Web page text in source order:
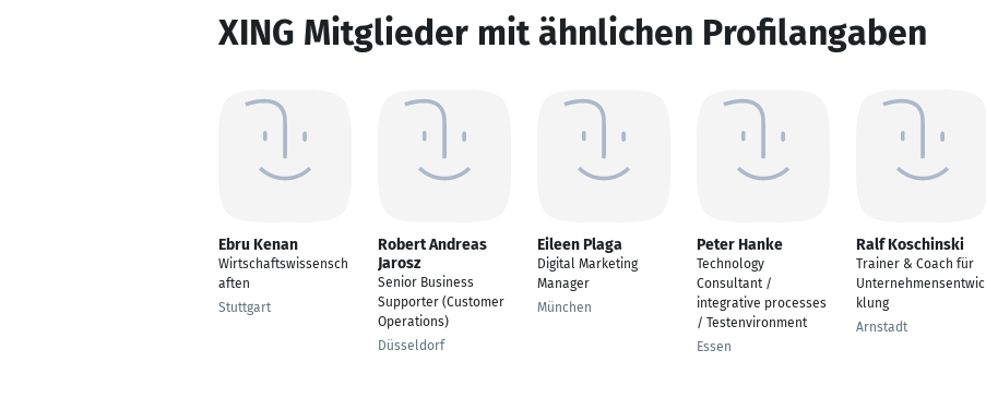
XING Mitglieder mit ähnlichen Profilangaben
Ebru Kenan
Wirtschaftswissensch
aften
Stuttgart
Robert Andreas
Jarosz
Senior Business
Supporter (Customer
Operations)
Düsseldorf
Eileen Plaga
Digital Marketing
Manager
München
Peter Hanke
Technology
Consultant /
integrative processes
/ Testenvironment
Essen
Ralf Koschinski
Trainer & Coach für
Unternehmensentwic
klung
Arnstadt